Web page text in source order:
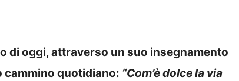
di oggi, attraverso un suo insegnamento
cammino quotidiano: “Com’è dolce la via